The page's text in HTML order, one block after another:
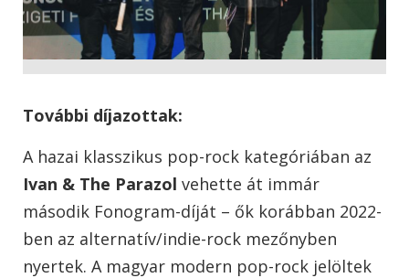
További díjazottak:
A hazai klasszikus pop-rock kategóriában az
Ivan & The Parazol vehette át immár
második Fonogram-díját – ők korábban 2022-
ben az alternatív/indie-rock mezőnyben
nyertek. A magyar modern pop-rock jelöltek